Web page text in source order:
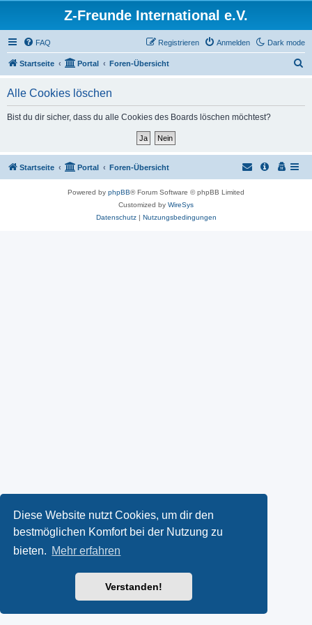
Diese Website nutzt Cookies, um dir den
bestmöglichen Komfort bei der Nutzung zu
bieten. Mehr erfahren
Verstanden!
Z-Freunde International e.V.
Dark mode
FAQ Anmelden
Registrieren
Startseite Portal Foren-Übersicht
Alle Cookies löschen
Bist du dir sicher, dass du alle Cookies des Boards löschen möchtest?
Startseite Portal Foren-Übersicht
Powered by phpBB® Forum Software © phpBB Limited
Customized by WireSys
Datenschutz| Nutzungsbedingungen